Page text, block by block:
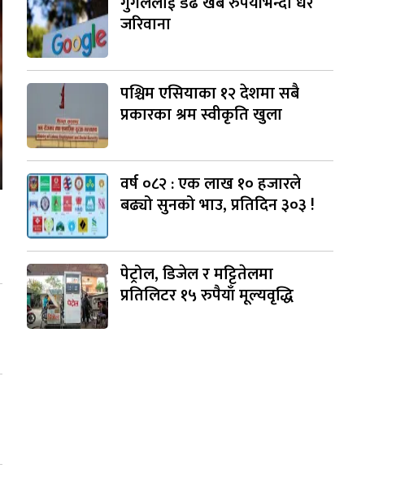
जरिवाना
पश्चिम एसियाका १२ देशमा सबै
प्रकारका श्रम स्वीकृति खुला
वर्ष ०८२ : एक लाख १० हजारले
बढ्यो सुनको भाउ, प्रतिदिन ३०३ !
पेट्रोल, डिजेल र मट्टितेलमा
प्रतिलिटर १५ रुपैयाँ मूल्यवृद्धि